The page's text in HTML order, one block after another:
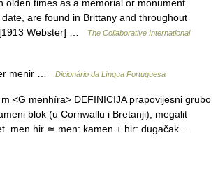
olden times as a memorial or monument.
are found in Brittany and throughout
Webster] …
The Collaborative International
menir … Dicionário da Língua Portuguesa
<G menhíra> DEFINICIJA prapovijesni grubo
blok (u Cornwallu i Bretanji); megalit
men hir ≃ men: kamen + hir: dugačak …